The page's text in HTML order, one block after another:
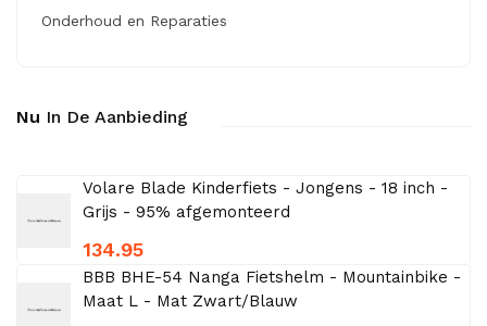
Onderhoud en Reparaties
Nu In De Aanbieding
Volare Blade Kinderfiets - Jongens - 18 inch -
Grijs - 95% afgemonteerd
134.95
BBB BHE-54 Nanga Fietshelm - Mountainbike -
Maat L - Mat Zwart/Blauw